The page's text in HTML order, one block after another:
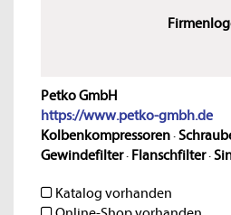
Petko GmbH
https://www.petko-gmbh.de
Kolbenkompressoren·
Gewindefilter· Flanschfilter·
Katalog vorhanden